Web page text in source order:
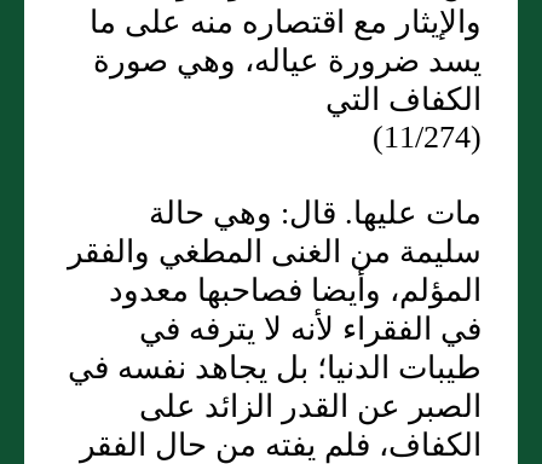
والإيثار مع اقتصاره منه على ما
يسد ضرورة عياله، وهي صورة
الكفاف التي
(11/274)
مات عليها. قال: وهي حالة
سليمة من الغنى المطغي والفقر
المؤلم، وأيضا فصاحبها معدود
في الفقراء لأنه لا يترفه في
طيبات الدنيا؛ بل يجاهد نفسه في
الصبر عن القدر الزائد على
الكفاف، فلم يفته من حال الفقر